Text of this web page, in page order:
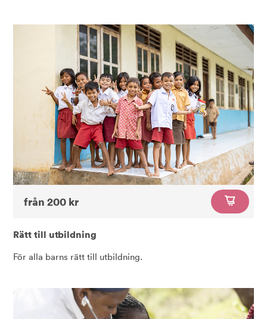
från 200 kr
Rätt till utbildning
För alla barns rätt till utbildning.